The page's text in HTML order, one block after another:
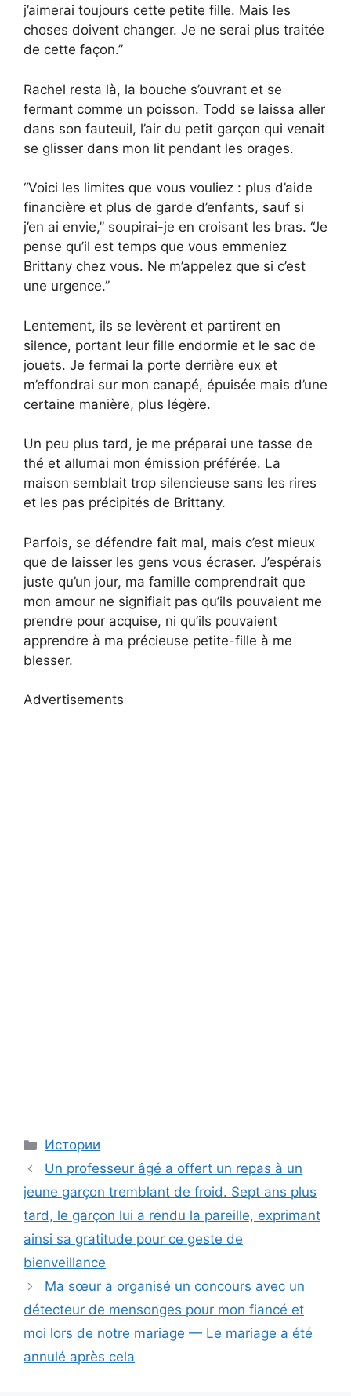
j’aimerai toujours cette petite fille. Mais les
choses doivent changer. Je ne serai plus traitée
de cette façon.”
Rachel resta là, la bouche s’ouvrant et se
fermant comme un poisson. Todd se laissa aller
dans son fauteuil, l’air du petit garçon qui venait
se glisser dans mon lit pendant les orages.
“Voici les limites que vous vouliez : plus d’aide
financière et plus de garde d’enfants, sauf si
j’en ai envie,” soupirai-je en croisant les bras. “Je
pense qu’il est temps que vous emmeniez
Brittany chez vous. Ne m’appelez que si c’est
une urgence.”
Lentement, ils se levèrent et partirent en
silence, portant leur fille endormie et le sac de
jouets. Je fermai la porte derrière eux et
m’effondrai sur mon canapé, épuisée mais d’une
certaine manière, plus légère.
Un peu plus tard, je me préparai une tasse de
thé et allumai mon émission préférée. La
maison semblait trop silencieuse sans les rires
et les pas précipités de Brittany.
Parfois, se défendre fait mal, mais c’est mieux
que de laisser les gens vous écraser. J’espérais
juste qu’un jour, ma famille comprendrait que
mon amour ne signifiait pas qu’ils pouvaient me
prendre pour acquise, ni qu’ils pouvaient
apprendre à ma précieuse petite-fille à me
blesser.
Advertisements
Categories
Истории
Un professeur âgé a offert un repas à un
jeune garçon tremblant de froid. Sept ans plus
tard, le garçon lui a rendu la pareille, exprimant
ainsi sa gratitude pour ce geste de
bienveillance
Ma sœur a organisé un concours avec un
détecteur de mensonges pour mon fiancé et
moi lors de notre mariage — Le mariage a été
annulé après cela